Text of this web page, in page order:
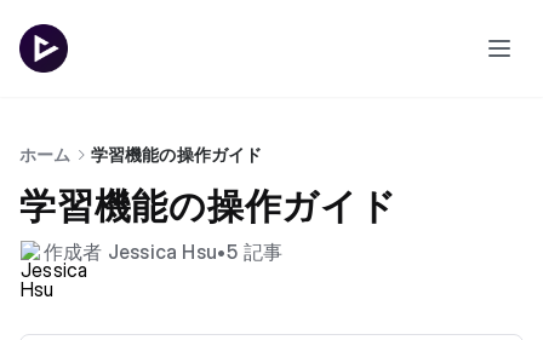
ホーム 学習機能の操作ガイド
学習機能の操作ガイド
作成者 Jessica Hsu•5 記事